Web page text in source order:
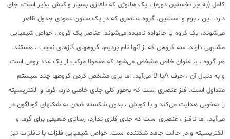
کامل (به جز نخستین دوره) ، یک هالوژن که نافلزی بسیار واکنش پذیر است، جای
دارد. این ، برم و استاتین. گروه عناصری که در یک ستون عمودی جدول ظاهر
می‌شوند، یک گروه یا خانواده نامیده می‌شوند. عناصر یک گروه ، خواص شیمیایی
مشابهی دارند. سه گروهی که از آنها نام بردیم، گروههای گازهای نجیب ، هستند.
هر گروه ، با عنوان خاص مشخص می‌شود که معمولا مرکب از یک عدد رومی است
و به دنبال آن ، حرف Aیا B می‌آید. اما برای مشخص کردن گروهها چند سیستم
متداول است. فلز عنصری است که به‌طور کلی جلای خاصی دارد، گرما و الکتریسیته
را به‌خوبی هدایت می‌کند و با کوبش ، بدون شکسته شدن به شکلهای گوناگون در
می‌آید. اما نافلز ، عنصری است که جلای فلزی ندارد، رسانای ضعیفی برای گرما و
الکتریسیته و در حالت جامد شکننده است. خواص شیمیایی فلزات با نافلزات نیز